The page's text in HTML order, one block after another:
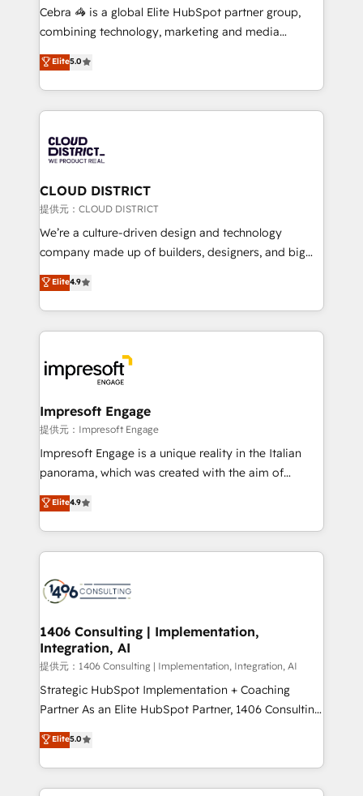
boost with a new HubSpot site Recognized leaders:
🏆 HubSpot Platform Migration Impact Award 🏆
Inbound Campaign of the Year 🏆 Gold AVA Digital
Award for Best Website 🌟 Accreditations: CRM
Cebra 🦓 is a global Elite HubSpot partner group,
combining technology, marketing and media
expertise across Latin America and Southern
Europe, with teams across 7 countries. Born in Chile,
we combine local insight with international reach to
help businesses grow through technology, creativity,
500+ HubSpot implementations, building end-to-
end solutions that integrate CRM, AI automation,
inbound and loop marketing, content, and digital
creativity. Our multicultural team works in Spanish,
Portuguese, and English to design scalable strategies
that drive measurable growth. 🌎 Highlights: • 10+
Platform Migration Excellence. • Top 3 Partner of the
Year LATAM 2022, 2023, 2024, 2025. • Partner of the
business with HubSpot? Let Cebra’s experts help
you grow faster, smarter, and with impact.
Elite5.0
CLOUD DISTRICT
提供元：CLOUD DISTRICT
We’re a culture-driven design and technology
company made up of builders, designers, and big
thinkers. We blend strategy, design, and
development—always fueled by curiosity—to turn
ideas, opportunities, and challenges into meaningful
experiences. To us, technology is more than just
and—most importantly—simple. That’s why we lean
into bold ideas and shape them into thoughtful
products and strategies that actually make a
difference.
Elite4.9
Impresoft Engage
提供元：Impresoft Engage
Impresoft Engage is a unique reality in the Italian
panorama, which was created with the aim of
putting Customer Experience at the center by
creating digital environments capable of integrating
people, processes and data. We offer the best
digital solutions on the market, ranging from CRM
marketing automation to online and offline sales
allowing companies to optimize processes and meet
the needs of the customer. We are part of Impresoft
Group, a group of specialized and complementary
companies that divide their offer into 4
Competence Centers: Smart Manufacturing,
The synergies generated by these integrations,
together with the combination of talents, skills,
Elite4.9
1406 Consulting | Implementation,
Integration, AI
提供元：1406 Consulting | Implementation, Integration, AI
Strategic HubSpot Implementation + Coaching
Partner As an Elite HubSpot Partner, 1406 Consulting
helps mid-market revenue teams transform how
they sell, market, and serve. We don't just build your
HubSpot—we teach your team to own it, then stay
to help you keep winning. What We Do ⚙️ CRM
Elite5.0